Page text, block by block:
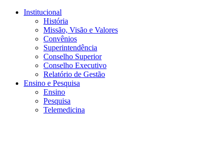
Conteúdo principal
Institucional
História
Missão, Visão e Valores
Convênios
Superintendência
Conselho Superior
Conselho Executivo
Relatório de Gestão
Ensino e Pesquisa
Ensino
Pesquisa
Telemedicina